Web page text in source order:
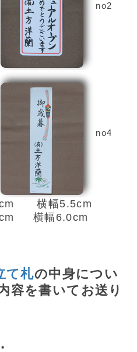
no2
no4
横幅5.5cm
横幅6.0cm
て札の中身につい
容を書いてお送り